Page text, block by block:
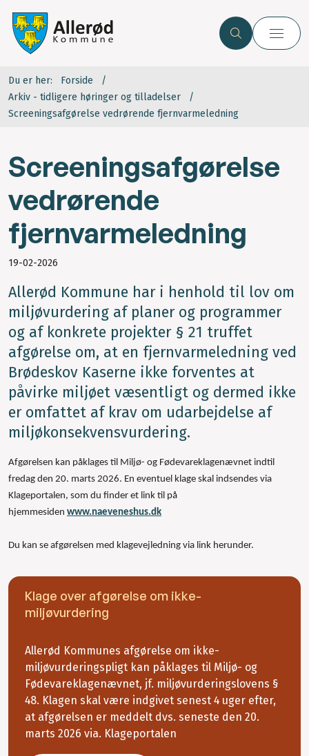
Du er her:
Forside
Arkiv - tidligere høringer og tilladelser
Screeningsafgørelse vedrørende fjernvarmeledning
Screeningsafgørelse
vedrørende
fjernvarmeledning
19-02-2026
Allerød Kommune har i henhold til lov om
miljøvurdering af planer og programmer
og af konkrete projekter § 21 truffet
afgørelse om, at en fjernvarmeledning ved
Brødeskov Kaserne ikke forventes at
påvirke miljøet væsentligt og dermed ikke
er omfattet af krav om udarbejdelse af
miljøkonsekvensvurdering.
Afgørelsen kan påklages til Miljø- og Fødevareklagenævnet indtil
fredag den 20. marts 2026. En eventuel klage skal indsendes via
Klageportalen, som du finder et link til på
hjemmesiden www.naeveneshus.dk
Du kan se afgørelsen med klagevejledning via link herunder.
Klage over afgørelse om ikke-
miljøvurdering
Allerød Kommunes afgørelse om ikke-
miljøvurderingspligt kan påklages til Miljø- og
Fødevareklagenævnet, jf. miljøvurderingslovens §
48. Klagen skal være indgivet senest 4 uger efter,
at afgørelsen er meddelt dvs. seneste den 20.
marts 2026 via. Klageportalen